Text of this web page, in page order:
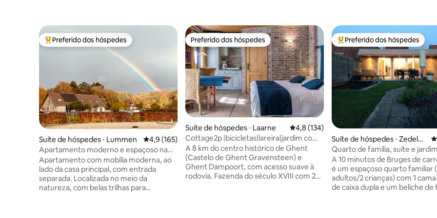
Entre os melhores preferidos dos hóspedes
Preferido dos hóspedes
Suíte de hóspedes ⋅ Lummen 4,9 de uma avaliação média de 5, 165 avaliações
4,9 (165)
Apartamento moderno e espaçoso na
verdejante Lummen!
Apartamento com mobília moderna, ao
lado da casa principal, com entrada
separada. Localizada no meio da
natureza, com belas trilhas para
Preferido dos hóspedes
Preferido dos hóspedes
Suíte de hóspedes ⋅ Laarne 4,8 de uma avaliação média de 5, 134
4,8 (134)
Cottage2p |bicicletas|lareira|jardim com
parque|lago|8 km do centro da cidade
A 8 km do centro histórico de Ghent
(Castelo de Ghent Gravensteen) e
Ghent Dampoort, com acesso suave à
rodovia. Fazenda do século XVIII com 2
Entre os melhores preferidos
Preferido dos hóspedes
Suíte de hóspedes ⋅ Zedelge
m
Quarto de família, suíte e
centro da vila
A 10 minutos de Bruges de
é um espaçoso quarto familiar
adultos/2 crianças) com 1
de caixa dupla e um beliche de